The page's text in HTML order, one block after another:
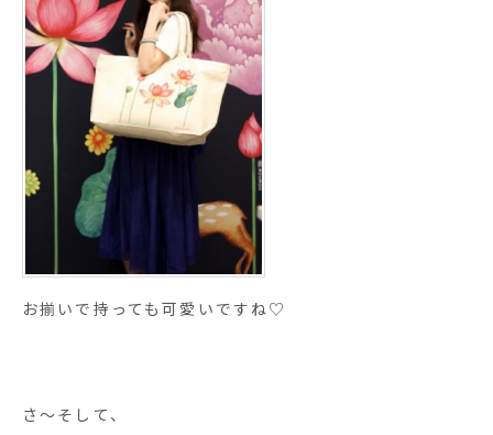
お揃いで持っても可愛いですね♡
さ～そして、